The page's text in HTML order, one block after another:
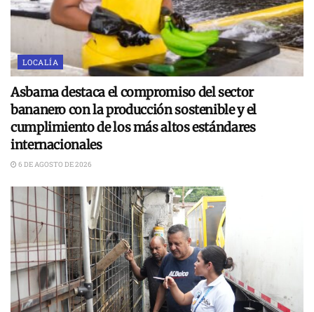
LOCALÍA
Asbama destaca el compromiso del sector
bananero con la producción sostenible y el
cumplimiento de los más altos estándares
internacionales
6 DE AGOSTO DE 2026